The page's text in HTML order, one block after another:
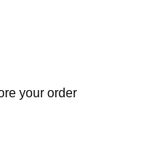
your order